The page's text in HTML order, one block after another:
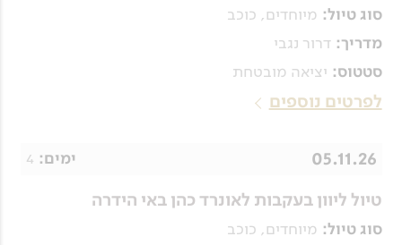
סוג טיול: מיוחדים, כוכב
מדריך: דרור נגבי
סטטוס: יציאה מובטחת
לפרטים נוספים
טיול ליוון בעקבות לאונרד כהן באי הידרה
סוג טיול: מיוחדים, כוכב
05.11.26 ימים: 4